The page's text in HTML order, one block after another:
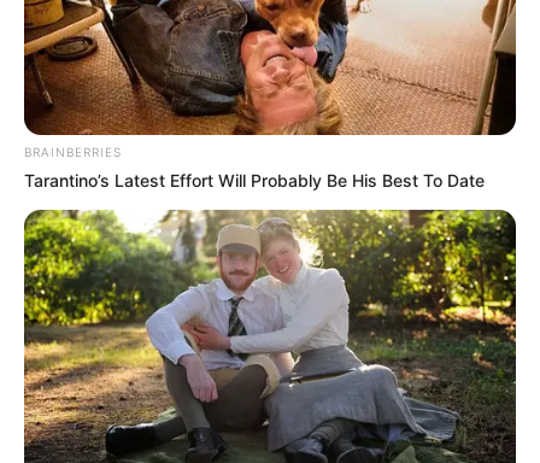
En effet, après quasiment deux ans de
participation,Émiliena été éliminé le 6 juillet
2025. Deux mois après, Cyprien, étudiant et
jeune chef d’orchestre de 22 ans, débarque
dansLes 12 coups de midi
et reste sept mois à
l’antenne. Après être devenu le troisième plus
grand maître de midi de l’histoire, il a décidé de
quitter le jeu le 19 avril 2026 pour se consacrer
à ses projets.
BRAINBERRIES
Tarantino’s Latest Effort Will Probably Be His Best To Date